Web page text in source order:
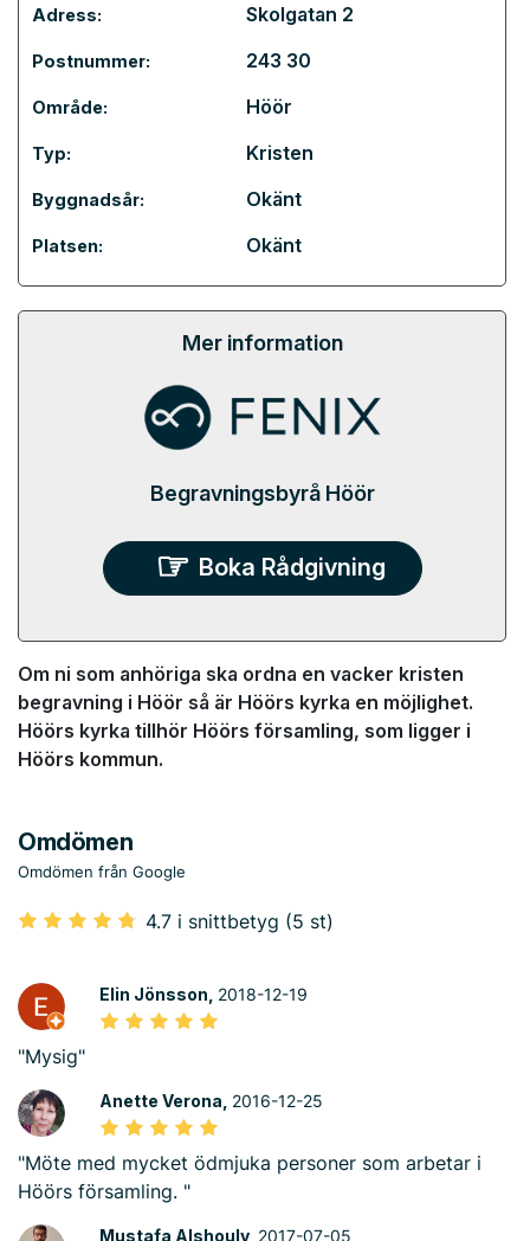
Adress: Skolgatan 2
Postnummer: 243 30
Område: Höör
Typ: Kristen
Byggnadsår: Okänt
Platsen: Okänt
Mer information
Begravningsbyrå Höör
Boka Rådgivning
Om ni som anhöriga ska ordna en vacker kristen
begravning i Höör så är Höörs kyrka en möjlighet.
Höörs kyrka tillhör Höörs församling, som ligger i
Höörs kommun.
Omdömen
Omdömen från Google
4.7 i snittbetyg (5 st)
Elin Jönsson, 2018-12-19
"Mysig"
Anette Verona, 2016-12-25
"Möte med mycket ödmjuka personer som arbetar i
Höörs församling. "
Mustafa Alshouly, 2017-07-05